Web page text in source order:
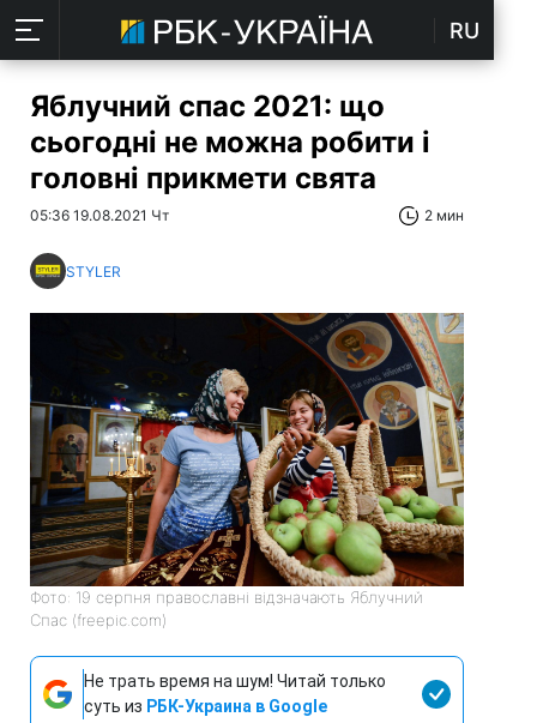
RU
Яблучний спас 2021: що
сьогодні не можна робити і
головні прикмети свята
05:36 19.08.2021 Чт 2 мин
STYLER
Фото: 19 серпня православні відзначають Яблучний
Спас (freepic.com)
Не трать время на шум! Читай только
суть из РБК-Украина в Google